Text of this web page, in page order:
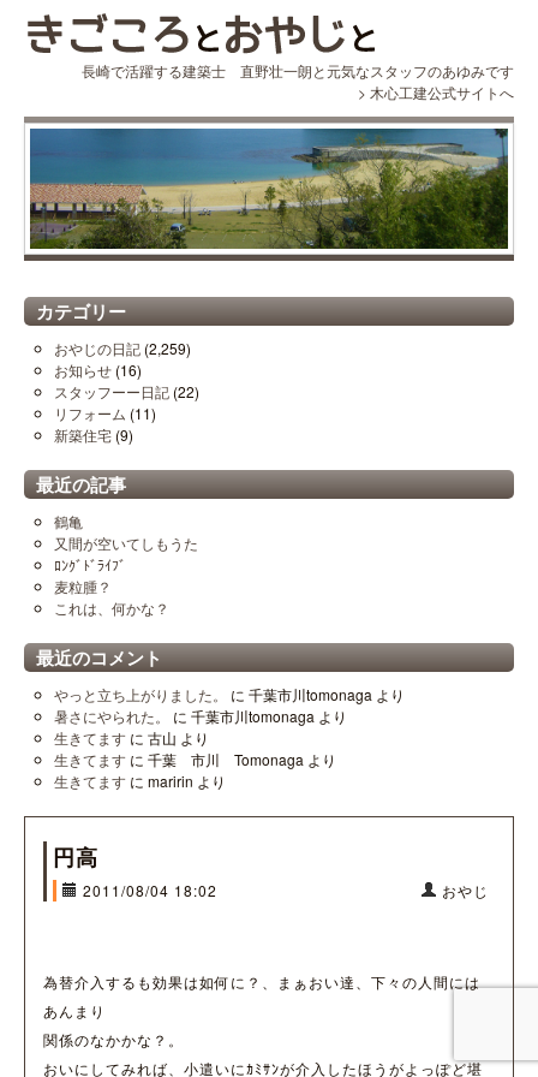
長崎で活躍する建築士 直野壮一朗と元気なスタッフのあゆみです
> 木心工建公式サイトへ
カテゴリー
おやじの日記 (2,259)
お知らせ (16)
スタッフーー日記 (22)
リフォーム (11)
新築住宅 (9)
最近の記事
鶴亀
又間が空いてしもうた
ﾛﾝｸﾞﾄﾞﾗｲﾌﾞ
麦粒腫？
これは、何かな？
最近のコメント
やっと立ち上がりました。 に 千葉市川tomonaga より
暑さにやられた。
に 千葉市川tomonaga より
生きてます に 古山 より
生きてます に 千葉 市川 Tomonaga より
生きてます に maririn より
円高
2011/08/04 18:02 おやじ
為替介入するも効果は如何に？、まぁおい達、下々の人間には
あんまり
関係のなかかな？。
おいにしてみれば、小遣いにｶﾐｻﾝが介入したほうがよっぽど堪